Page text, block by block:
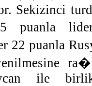
Sekizinci
puanla
22 puanla
ile